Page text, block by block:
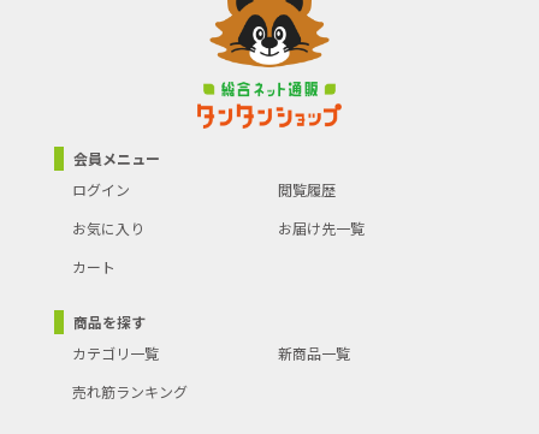
生活雑貨
会員メニュー
ログイン
閲覧履歴
お気に入り
お届け先一覧
カート
商品を探す
カテゴリ一覧
新商品一覧
売れ筋ランキング